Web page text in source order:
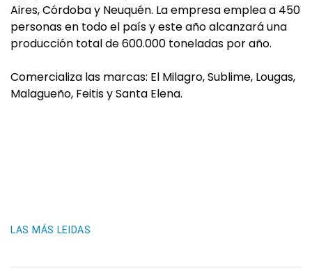
Aires, Córdoba y Neuquén. La empresa emplea a 450
personas en todo el país y este año alcanzará una
producción total de 600.000 toneladas por año.
Comercializa las marcas: El Milagro, Sublime, Lougas,
Malagueño, Feitis y Santa Elena.
LAS MÁS LEIDAS